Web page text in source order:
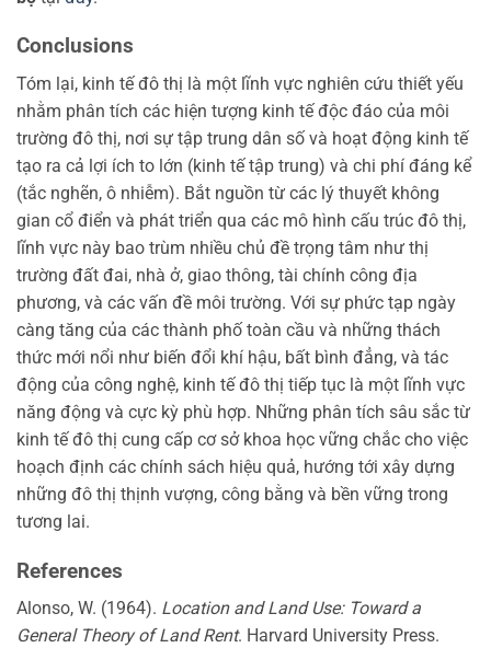
Conclusions
Tóm lại, kinh tế đô thị là một lĩnh vực nghiên cứu thiết yếu
nhằm phân tích các hiện tượng kinh tế độc đáo của môi
trường đô thị, nơi sự tập trung dân số và hoạt động kinh tế
tạo ra cả lợi ích to lớn (kinh tế tập trung) và chi phí đáng kể
(tắc nghẽn, ô nhiễm). Bắt nguồn từ các lý thuyết không
gian cổ điển và phát triển qua các mô hình cấu trúc đô thị,
lĩnh vực này bao trùm nhiều chủ đề trọng tâm như thị
trường đất đai, nhà ở, giao thông, tài chính công địa
phương, và các vấn đề môi trường. Với sự phức tạp ngày
càng tăng của các thành phố toàn cầu và những thách
thức mới nổi như biến đổi khí hậu, bất bình đẳng, và tác
động của công nghệ, kinh tế đô thị tiếp tục là một lĩnh vực
năng động và cực kỳ phù hợp. Những phân tích sâu sắc từ
kinh tế đô thị cung cấp cơ sở khoa học vững chắc cho việc
hoạch định các chính sách hiệu quả, hướng tới xây dựng
những đô thị thịnh vượng, công bằng và bền vững trong
tương lai.
References
Alonso, W. (1964). Location and Land Use: Toward a
General Theory of Land Rent. Harvard University Press.